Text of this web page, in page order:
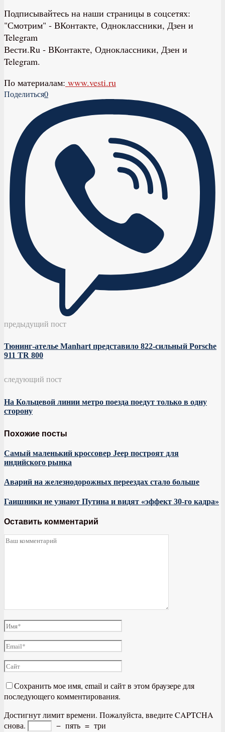
Подписывайтесь на наши страницы в соцсетях:
"Смотрим" ‐ ВКонтакте, Одноклассники, Дзен и
Telegram
Вести.Ru ‐ ВКонтакте, Одноклассники, Дзен и
Telegram.
По материалам: www.vesti.ru
Поделиться0
предыдущий пост
Тюнинг-ателье Manhart представило 822-сильный Porsche
911 TR 800
следующий пост
На Кольцевой линии метро поезда поедут только в одну
сторону
Похожие посты
Самый маленький кроссовер Jeep построят для
индийского рынка
Аварий на железнодорожных переездах стало больше
Гаишники не узнают Путина и видят «эффект 30-го кадра»
Оставить комментарий
Сохранить мое имя, email и сайт в этом браузере для
последующего комментирования.
Достигнут лимит времени. Пожалуйста, введите CAPTCHA
снова.
− пять = три